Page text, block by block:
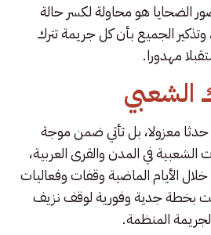
الضحايا هو محاولة لكسر حالة
وتذكير الجميع بأن كل جريمة تترك
مهدورا.
الشعبي
معزولا، بل تأتي ضمن موجة
في المدن والقرى العربية،
الأيام الماضية وقفات وفعاليات
بخطة جدية وفورية لوقف نزيف
المنظمة.